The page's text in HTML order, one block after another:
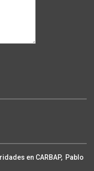
en CARBAP, Pablo